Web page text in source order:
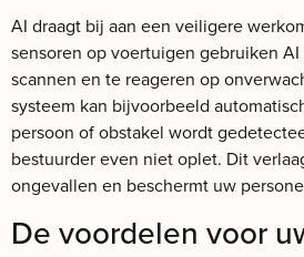
AI draagt bij aan een veiligere
sensoren op voertuigen gebruiken
scannen en te reageren op
systeem kan bijvoorbeeld
persoon of obstakel wordt
bestuurder even niet oplet. Dit
ongevallen en beschermt uw
De voordelen voor